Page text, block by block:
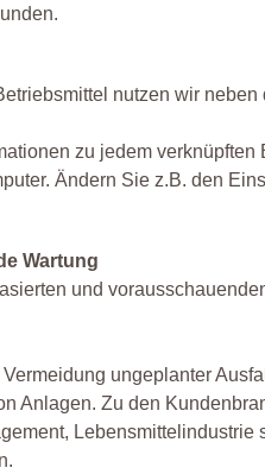
nutzen wir
zu jedem verknüpften
Ändern Sie z.B. den
Wartung
und
ungeplanter
Anlagen. Zu den